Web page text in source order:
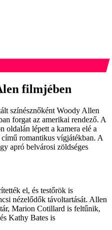
filmjében
színésznőként Woody Allen
forgat az amerikai rendező. A
oldalán lépett a kamera elé a
romantikus vígjátékban. A
apró belvárosi zöldséges
el, és testőrök is
nézelődők távoltartását. Allen
Marion Cotillard is feltűnik,
Kathy Bates is